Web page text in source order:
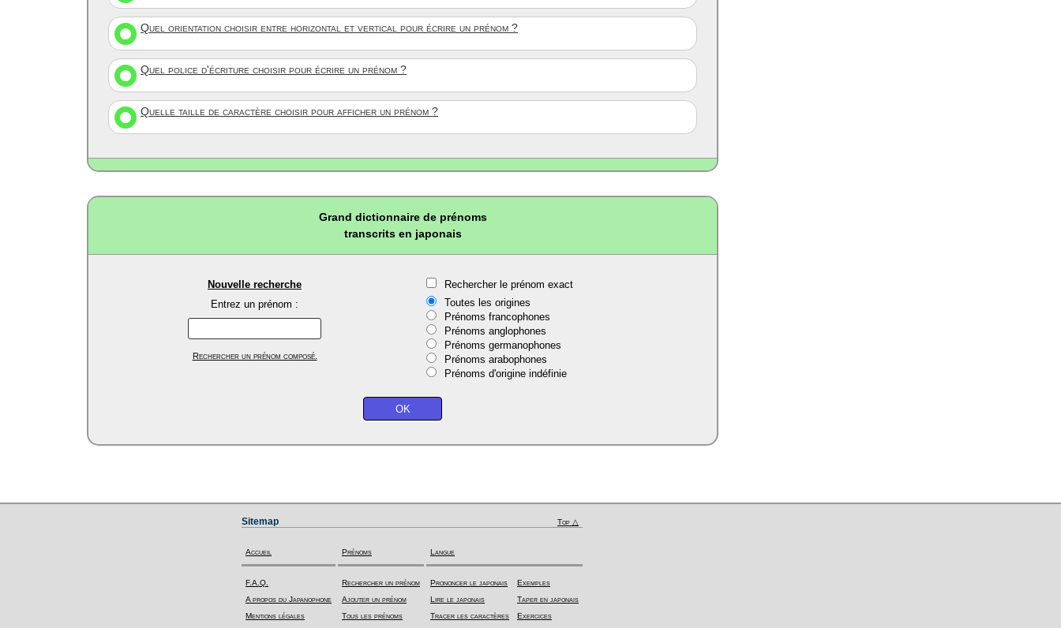
Quel orientation choisir entre horizontal et vertical pour écrire un prénom ?
Quel police d'écriture choisir pour écrire un prénom ?
Quelle taille de caractère choisir pour afficher un prénom ?
Grand dictionnaire de prénoms
transcrits en japonais
Nouvelle recherche
Entrez un prénom :
Rechercher un prénom composé.
Rechercher le prénom exact
Toutes les origines
Prénoms francophones
Prénoms anglophones
Prénoms germanophones
Prénoms arabophones
Prénoms d'origine indéfinie
Sitemap Top △
Accueil
F.A.Q.
A propos du Japanophone
Mentions légales
Prénoms
Rechercher un prénom
Ajouter un prénom
Tous les prénoms
Langue
Prononcer le japonais
Lire le japonais
Tracer les caractères
Exemples
Taper en japonais
Exercices